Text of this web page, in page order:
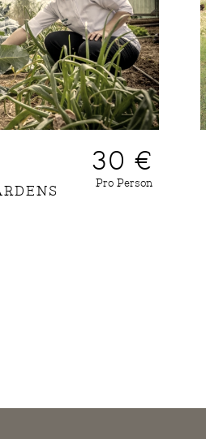
30 €
Pro Person